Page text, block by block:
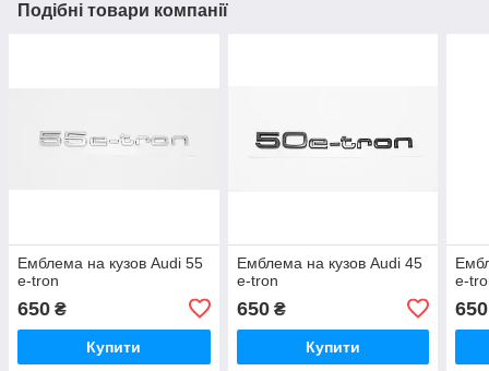
Подібні товари компанії
Емблема на кузов Audi 55
e-tron
650 ₴
Купити
Емблема на кузов Audi 45
e-tron
650₴
Купити
e-
650